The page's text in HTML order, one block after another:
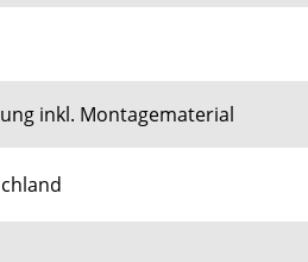
inkl. Montagematerial